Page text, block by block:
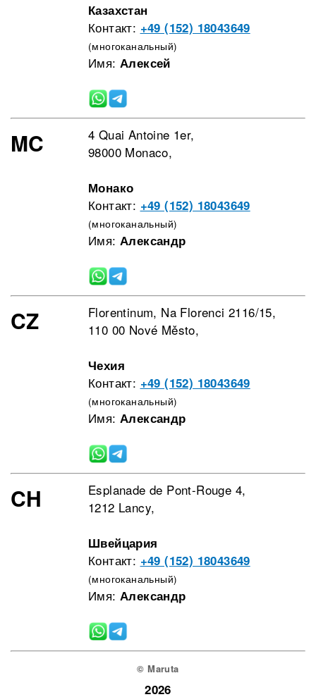
Казахстан
Контакт: +49 (152) 18043649
(многоканальный)
Имя: Алексей
MC
4 Quai Antoine 1er,
98000 Monaco,
Монако
Контакт: +49 (152) 18043649
(многоканальный)
Имя: Александр
CZ
Florentinum, Na Florenci 2116/15,
110 00 Nové Město,
Чехия
Контакт: +49 (152) 18043649
(многоканальный)
Имя: Александр
CH
Esplanade de Pont-Rouge 4,
1212 Lancy,
Швейцария
Контакт: +49 (152) 18043649
(многоканальный)
Имя: Александр
© Maruta
2026